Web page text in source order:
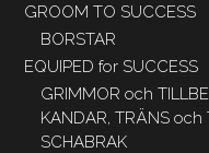
GROOM TO SUCCESS
BORSTAR
EQUIPED for SUCCESS
GRIMMOR och
KANDAR, TRÄNS och
SCHABRAK